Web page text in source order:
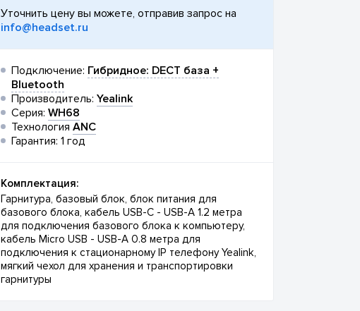
Уточнить цену вы можете, отправив запрос на
info@headset.ru
Подключение: Гибридное: DECT база +
Bluetooth
Производитель: Yealink
Серия: WH68
Технология ANC
Гарантия: 1 год
Комплектация:
Гарнитура, базовый блок, блок питания для
базового блока, кабель USB-C - USB-A 1.2 метра
для подключения базового блока к компьютеру,
кабель Micro USB - USB-A 0.8 метра для
подключения к стационарному IP телефону Yealink,
мягкий чехол для хранения и транспортировки
гарнитуры